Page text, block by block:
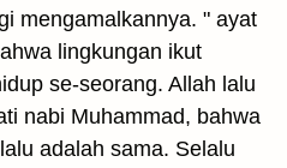
mengamalkannya. " ayat
lingkungan ikut
se-seorang. Allah lalu
nabi Muhammad, bahwa
adalah sama. Selalu